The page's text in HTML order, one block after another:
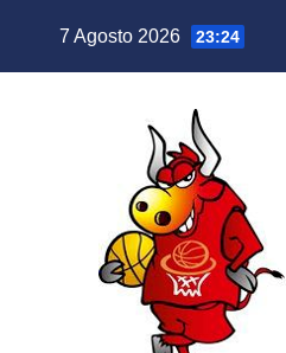
7 Agosto 2026 23:24